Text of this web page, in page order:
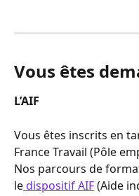
Vous êtes
L’AIF
Vous êtes inscrits en
France Travail (Pôle
Nos parcours de
le dispositif AIF (Aide